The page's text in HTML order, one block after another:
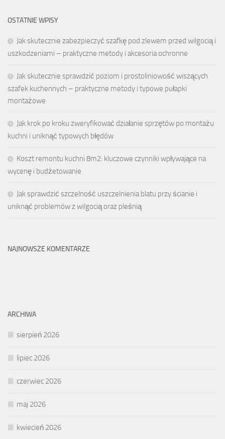
OSTATNIE WPISY
Jak skutecznie zabezpieczyć szafkę pod zlewem przed wilgocią i
uszkodzeniami – praktyczne metody i akcesoria ochronne
Jak skutecznie sprawdzić poziom i prostoliniowość wiszących
szafek kuchennych – praktyczne metody i typowe pułapki
montażowe
Jak krok po kroku zweryfikować działanie sprzętów po montażu
kuchni i uniknąć typowych błędów
Koszt remontu kuchni 8m2: kluczowe czynniki wpływające na
wycenę i budżetowanie
Jak sprawdzić szczelność uszczelnienia blatu przy ścianie i
uniknąć problemów z wilgocią oraz pleśnią
NAJNOWSZE KOMENTARZE
ARCHIWA
sierpień 2026
lipiec 2026
czerwiec 2026
maj 2026
kwiecień 2026